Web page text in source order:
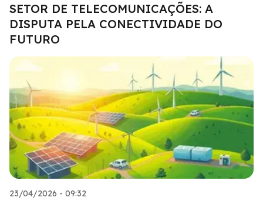
SETOR DE TELECOMUNICAÇÕES: A
DISPUTA PELA CONECTIVIDADE DO
FUTURO
23/04/2026 - 09:32